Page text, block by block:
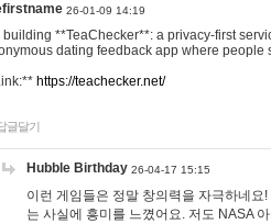
26-01-09 14:19
building **TeaChecker**: a privacy-first
dating feedback app where people
https://teachecker.net/
글달기
Hubble Birthday 26-04-17 15:15
이런 게임들은 정말 창의력을 자극하네
는 사실에 흥미를 느꼈어요. 저도 NASA